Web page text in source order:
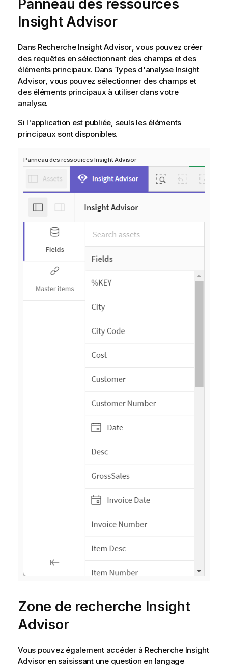
Panneau des ressources
Insight Advisor
Dans Recherche Insight Advisor, vous pouvez créer
des requêtes en sélectionnant des champs et des
éléments principaux. Dans Types d'analyse Insight
Advisor, vous pouvez sélectionner des champs et
des éléments principaux à utiliser dans votre
analyse.
Si l'application est publiée, seuls les éléments
principaux sont disponibles.
Panneau des ressourcesInsight Advisor
Zone de recherche Insight
Advisor
Vous pouvez également accéder à Recherche Insight
Advisoren saisissant une question en langage